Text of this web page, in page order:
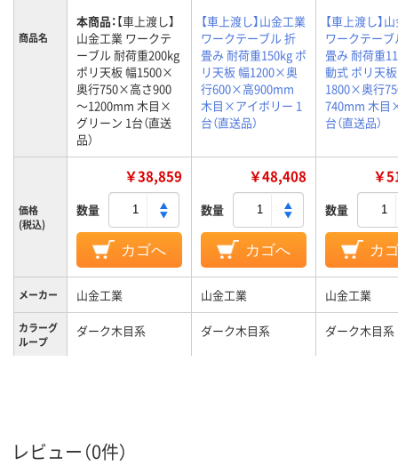
商品名
本商品：【車上渡し】
山金工業 ワークテ
ーブル 耐荷重200kg
ポリ天板 幅1500×
奥行750×高さ900
～1200mm 木目×
グリーン 1台（直送
品）
【車上渡し】山金工業
ワークテーブル 折
畳み 耐荷重150kg ポ
リ天板 幅1200×奥
行600×高900mm
木目×アイボリー 1
台（直送品）
【車上渡し】
ワークテーブ
畳み 耐荷重
動式 ポリ天
1800×奥行
740mm 木目
台（直送品）
価格
(税込)
￥38,859
数量
カゴへ
￥48,408
数量
カゴへ
￥
数量
カ
メーカー 山金工業 山金工業 山金工業
カラーグ
ループ
ダーク木目系 ダーク木目系 ダーク木目系
レビュー（0件）